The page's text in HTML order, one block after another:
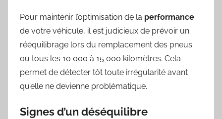
Pour maintenir l’optimisation de la performance
de votre véhicule, il est judicieux de prévoir un
rééquilibrage lors du remplacement des pneus
ou tous les 10 000 à 15 000 kilomètres. Cela
permet de détecter tôt toute irrégularité avant
qu’elle ne devienne problématique.
Signes d’un déséquilibre